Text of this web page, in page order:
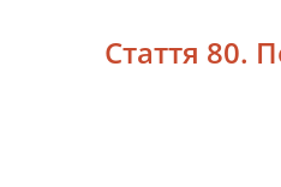
Стаття 80.